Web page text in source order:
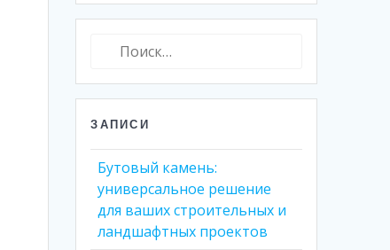
Найти:
ЗАПИСИ
Бутовый камень:
универсальное решение
для ваших строительных и
ландшафтных проектов